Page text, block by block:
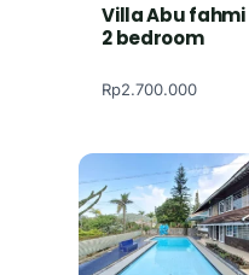
Villa Abu fahmi
2 bedroom
Rp2.700.000